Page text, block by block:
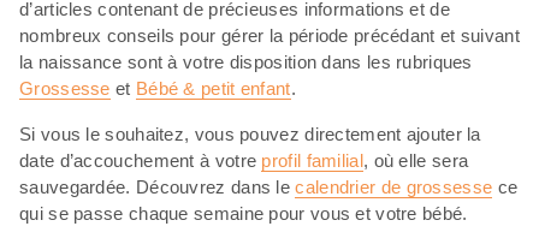
d’articles contenant de précieuses informations et de
nombreux conseils pour gérer la période précédant et suivant
la naissance sont à votre disposition dans les rubriques
Grossesse et Bébé & petit enfant.
Si vous le souhaitez, vous pouvez directement ajouter la
date d’accouchement à votre profil familial, où elle sera
sauvegardée. Découvrez dans lecalendrier de grossesse ce
qui se passe chaque semaine pour vous et votre bébé.